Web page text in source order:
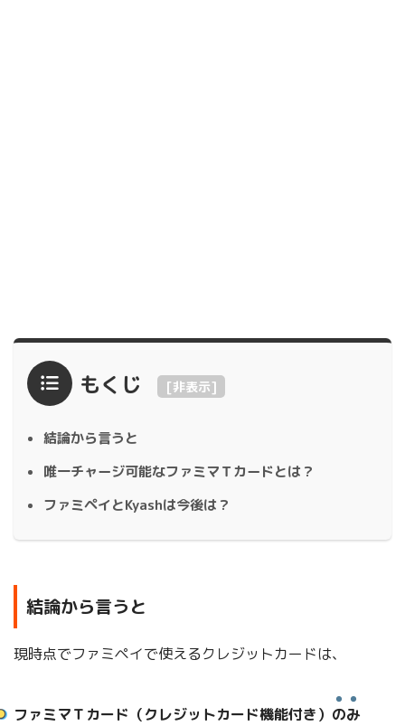
もくじ [非表示]
結論から言うと
唯一チャージ可能なファミマＴカードとは？
ファミペイとKyashは今後は？
結論から言うと
現時点でファミペイで使えるクレジットカードは、
ファミマＴカード（クレジットカード機能付き） のみ